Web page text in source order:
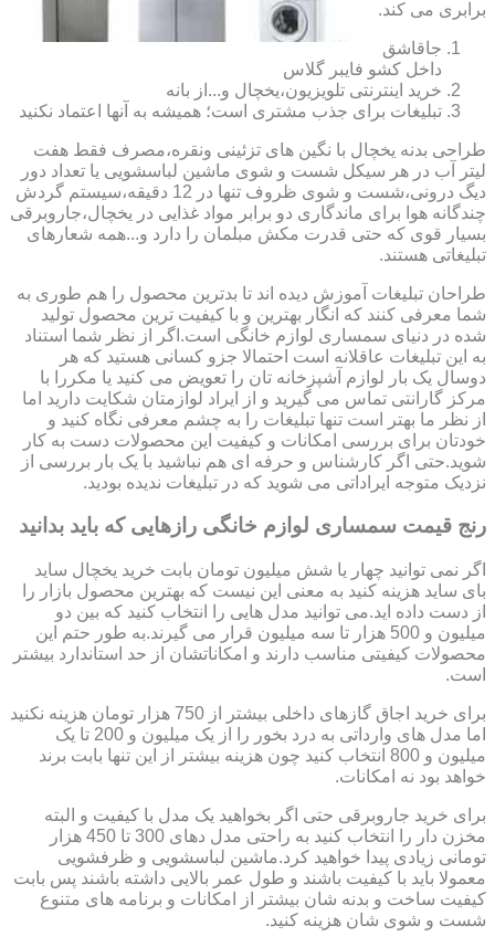
برابری می کند.
جاقاشق
داخل کشو فایبر گلاس
خرید اینترنتی تلویزیون،یخچال و...از بانه
تبلیغات برای جذب مشتری است؛ همیشه به آنها اعتماد نکنید
طراحی بدنه یخچال با نگین های تزئینی ونقره،مصرف فقط هفت
لیتر آب در هر سیکل شست و شوی ماشین لباسشویی یا تعداد دور
دیگ درونی،شست و شوی ظروف تنها در 12 دقیقه،سیستم گردش
چندگانه هوا برای ماندگاری دو برابر مواد غذایی در یخچال،جاروبرقی
بسیار قوی که حتی قدرت مکش مبلمان را دارد و...همه شعارهای
تبلیغاتی هستند.
طراحان تبلیغات آموزش دیده اند تا بدترین محصول را هم طوری به
شما معرفی کنند که انگار بهترین و با کیفیت ترین محصول تولید
شده در دنیای سمساری لوازم خانگی است.اگر از نظر شما استناد
به این تبلیغات عاقلانه است احتمالا جزو کسانی هستید که هر
دوسال یک بار لوازم آشپزخانه تان را تعویض می کنید یا مکررا با
مرکز گارانتی تماس می گیرید و از ایراد لوازمتان شکایت دارید اما
از نظر ما بهتر است تنها تبلیغات را به چشم معرفی نگاه کنید و
خودتان برای بررسی امکانات و کیفیت این محصولات دست به کار
شوید.حتی اگر کارشناس و حرفه ای هم نباشید با یک بار بررسی از
نزدیک متوجه ایراداتی می شوید که در تبلیغات ندیده بودید.
رنج قیمت سمساری لوازم خانگی رازهایی که باید بدانید
اگر نمی توانید چهار یا شش میلیون تومان بابت خرید یخچال ساید
بای ساید هزینه کنید به معنی این نیست که بهترین محصول بازار را
از دست داده اید.می توانید مدل هایی را انتخاب کنید که بین دو
میلیون و 500 هزار تا سه میلیون قرار می گیرند.به طور حتم این
محصولات کیفیتی مناسب دارند و امکاناتشان از حد استاندارد بیشتر
است.
برای خرید اجاق گازهای داخلی بیشتر از 750 هزار تومان هزینه نکنید
اما مدل های وارداتی به درد بخور را از یک میلیون و 200 تا یک
میلیون و 800 انتخاب کنید چون هزینه بیشتر از این تنها بابت برند
خواهد بود نه امکانات.
برای خرید جاروبرقی حتی اگر بخواهید یک مدل با کیفیت و البته
مخزن دار را انتخاب کنید به راحتی مدل دهای 300 تا 450 هزار
تومانی زیادی پیدا خواهید کرد.ماشین لباسشویی و ظرفشویی
معمولا باید با کیفیت باشند و طول عمر بالایی داشته باشند پس بابت
کیفیت ساخت و بدنه شان بیشتر از امکانات و برنامه های متنوع
شست و شوی شان هزینه کنید.